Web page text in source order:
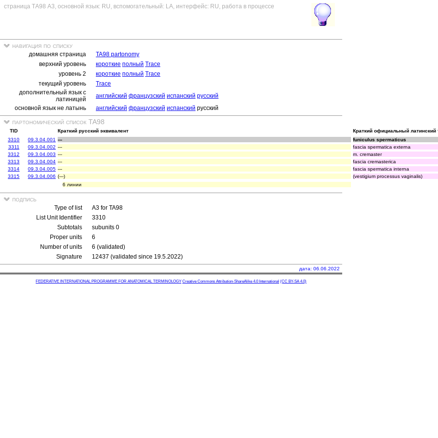
страница ТА98 A3, основной язык: RU, вспомогательный: LA, интерфейс: RU, работа в процессе
навигация по списку
домашняя страница
TA98 partonomy
верхний уровень
короткие полный Trace
уровень 2
короткие полный Trace
текущий уровень
Trace
дополнительный язык с
латиницей
английский французский испанский русский
основной язык не латынь
английский французский испанский русский
партономический список TA98
TID Краткий русский эквивалент
Краткий официальный латинский
3310
09.3.04.001 ---
funiculus spermaticus
3311
09.3.04.002 ---
fascia spermatica externa
3312
09.3.04.003 ---
m. cremaster
3313
09.3.04.004 ---
fascia cremasterica
3314
09.3.04.005 ---
fascia spermatica interna
3315
09.3.04.006 (---)
(vestigium processus vaginalis)
6 линии
подпись
Type of list
A3 for TA98
List Unit Identifier
3310
Subtotals
subunits 0
Proper units
6
Number of units
6 (validated)
Signature
12437 (validated since 19.5.2022)
дата: 06.06.2022
FEDERATIVE INTERNATIONAL PROGRAMME FOR ANATOMICAL TERMINOLOGY Creative Commons Attribution-ShareAlike 4.0 International (CC BY-SA 4.0)